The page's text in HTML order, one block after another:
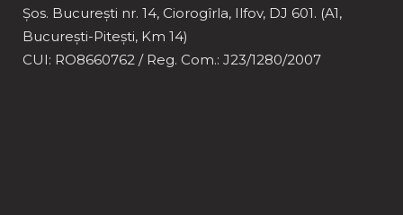
Șos. București nr. 14, Ciorogîrla, Ilfov, DJ 601. (A1,
București-Pitești, Km 14)
CUI: RO8660762 / Reg. Com.: J23/1280/2007